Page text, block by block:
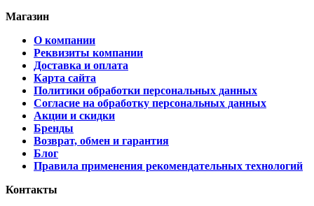
Магазин
О компании
Реквизиты компании
Доставка и оплата
Карта сайта
Политики обработки персональных данных
Согласие на обработку персональных данных
Акции и скидки
Бренды
Возврат, обмен и гарантия
Блог
Правила применения рекомендательных технологий
Контакты